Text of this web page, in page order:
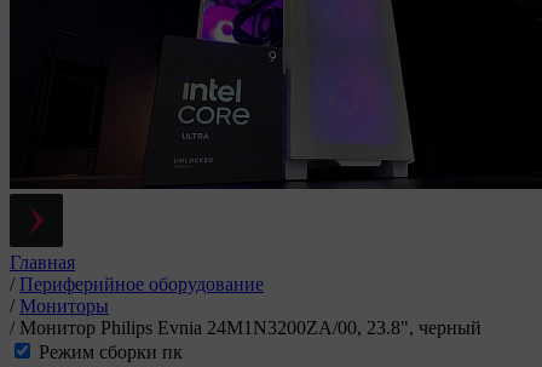
Главная
/ Периферийное оборудование
/ Мониторы
/ Монитор Philips Evnia 24M1N3200ZA/00, 23.8", черный
Режим сборки пк